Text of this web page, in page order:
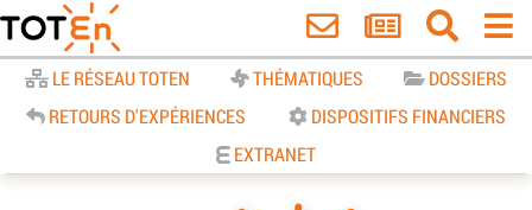
LE RÉSEAU TOTEN THÉMATIQUES
DOSSIERS
RETOURS D'EXPÉRIENCES
DISPOSITIFS FINANCIERS
EXTRANET